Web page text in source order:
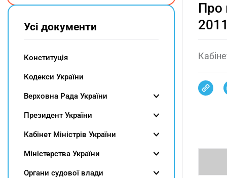
Про
Усі документи
Конституція
Кодекси України
Верховна Рада України
Президент України
Кабінет Міністрів України
Міністерства України
Органи судової влади